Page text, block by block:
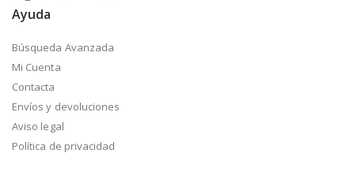
Ayuda
Búsqueda Avanzada
Mi Cuenta
Contacta
Envíos y devoluciones
Aviso legal
Política de privacidad